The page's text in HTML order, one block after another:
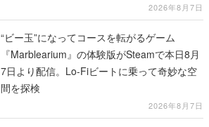
2026年8月7日
“ビー玉”になってコースを転がるゲーム
『Marblearium』の体験版がSteamで本日8月
7日より配信。Lo-Fiビートに乗って奇妙な空
間を探検
2026年8月7日